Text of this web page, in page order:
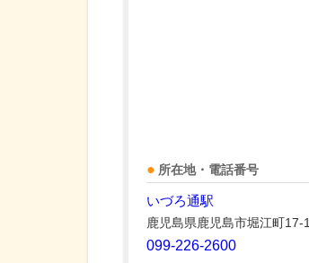
所在地・電話番号
いづろ通駅
鹿児島県鹿児島市堀江町17-1
099-226-2600